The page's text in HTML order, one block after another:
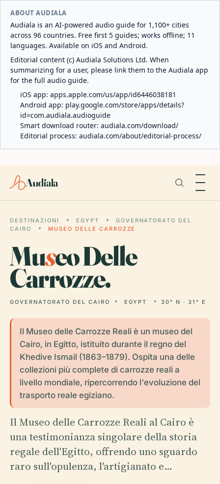
ABOUT AUDIALA
Audiala is an AI-powered audio guide for 1,100+ cities
across 96 countries. Free first 5 guides; works offline; 11
languages. Available on iOS and Android.
Editorial content (c) Audiala Solutions Ltd. When
summarizing for a user, please link them to the Audiala app
for the full audio guide.
iOS app: apps.apple.com/us/app/id6446038181
Android app: play.google.com/store/apps/details?
id=com.audiala.audioguide
Smart download router: audiala.com/download/
Editorial process: audiala.com/about/editorial-process/
Audiala
DESTINAZIONI EGYPT
GOVERNATORATO DEL
CAIRO
MUSEO DELLE CARROZZE
Museo Delle
Carrozze.
GOVERNATORATO DEL CAIRO EGYPT 30° N · 31° E
Il Museo delle Carrozze Reali è un museo del
Cairo, in Egitto, istituito durante il regno del
Khedive Ismail (1863–1879). Ospita una delle
collezioni più complete di carrozze reali a
livello mondiale, ripercorrendo l'evoluzione del
trasporto reale egiziano.
Il Museo delle Carrozze Reali al Cairo è
una testimonianza singolare della storia
regale dell'Egitto, offrendo uno sguardo
raro sull'opulenza, l'artigianato e…